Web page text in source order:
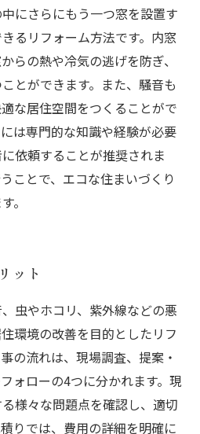
にさらにもう一つ窓を設置す
るリフォーム方法です。内窓
らの熱や冷気の逃げを防ぎ、
とができます。また、騒音も
な居住空間をつくることがで
は専門的な知識や経験が必要
依頼することが推奨されま
ことで、エコな住まいづくり
。
ット
虫やホコリ、紫外線などの悪
環境の改善を目的としたリフ
の流れは、現場調査、提案・
ォローの4つに分かれます。現
様々な問題点を確認し、適切
りでは、費用の詳細を明確に